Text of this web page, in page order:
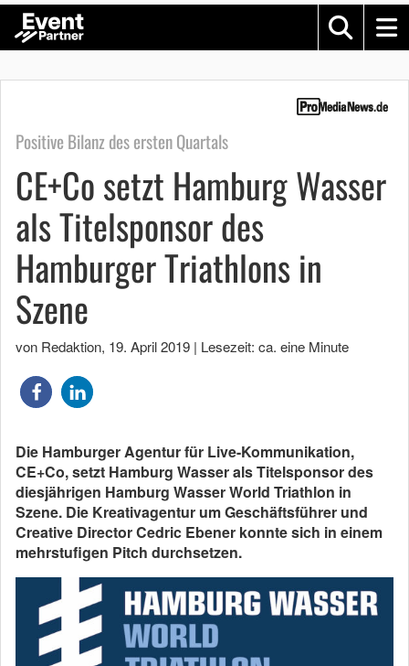
Positive Bilanz des ersten Quartals
CE+Co setzt Hamburg Wasser
als Titelsponsor des
Hamburger Triathlons in
Szene
von Redaktion, 19. April 2019 | Lesezeit: ca. eine Minute
Die Hamburger Agentur für Live-Kommunikation,
CE+Co, setzt Hamburg Wasser als Titelsponsor des
diesjährigen Hamburg Wasser World Triathlon in
Szene. Die Kreativagentur um Geschäftsführer und
Creative Director Cedric Ebener konnte sich in einem
mehrstufigen Pitch durchsetzen.